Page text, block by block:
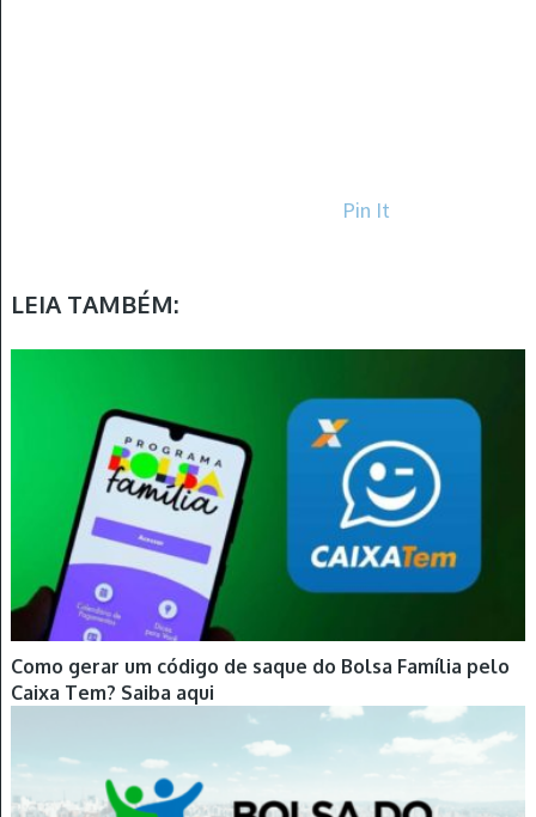
Pin It
LEIA TAMBÉM:
Como gerar um código de saque do Bolsa Família pelo
Caixa Tem? Saiba aqui